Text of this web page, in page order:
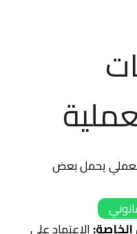
يحمل بعض
الاعتماد على